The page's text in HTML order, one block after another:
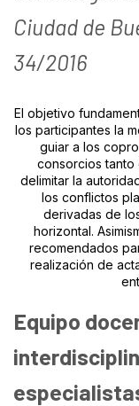
Ciudad de
34/2016
El objetivo
los participantes la
guiar a los
consorcios tanto
delimitar la
los conflictos
derivadas de
horizontal.
recomendados
realización de
Equipo